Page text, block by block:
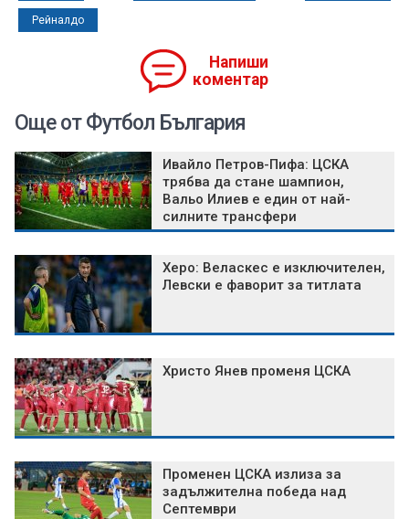
Рейналдо
Напиши
коментар
Още от Футбол България
Ивайло Петров-Пифа: ЦСКА
трябва да стане шампион,
Вальо Илиев е един от най-
силните трансфери
Херо: Веласкес е изключителен,
Левски е фаворит за титлата
Христо Янев променя ЦСКА
Променен ЦСКА излиза за
задължителна победа над
Септември